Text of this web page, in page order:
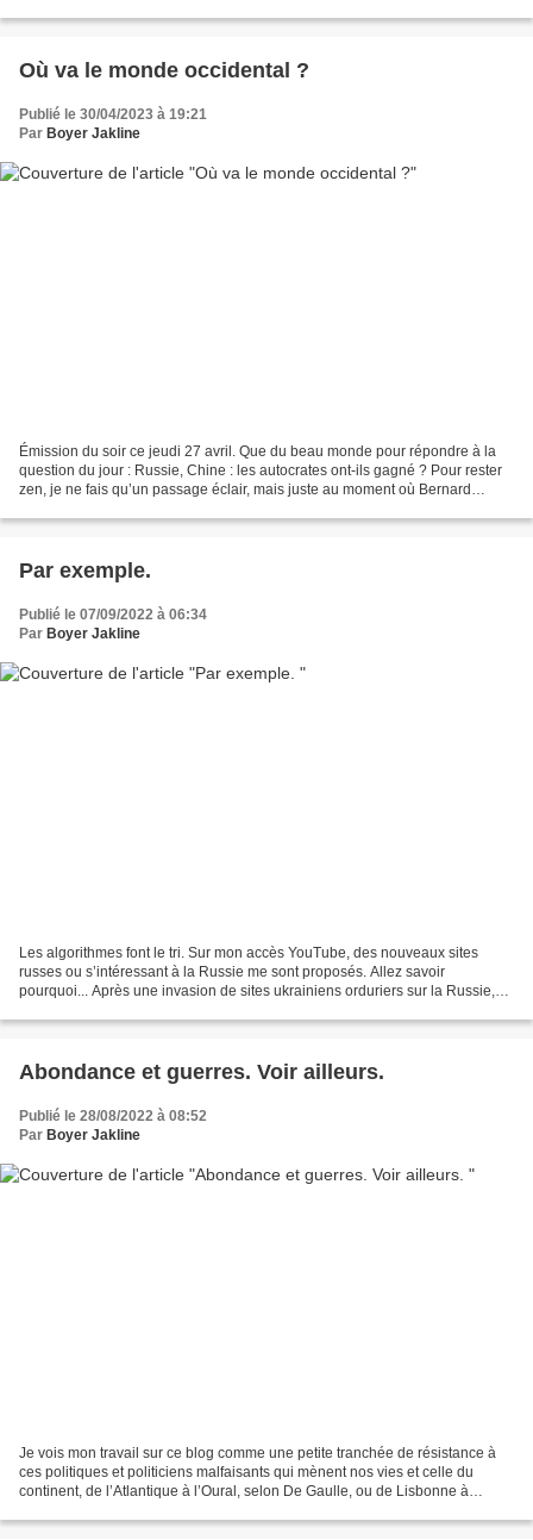
Où va le monde occidental ?
Publié le 30/04/2023 à 19:21
Par Boyer Jakline
Émission du soir ce jeudi 27 avril. Que du beau monde pour répondre à la
question du jour : Russie, Chine : les autocrates ont-ils gagné ? Pour rester
zen, je ne fais qu’un passage éclair, mais juste au moment où Bernard
Par exemple.
Publié le 07/09/2022 à 06:34
Par Boyer Jakline
Les algorithmes font le tri. Sur mon accès YouTube, des nouveaux sites
russes ou s’intéressant à la Russie me sont proposés. Allez savoir
pourquoi... Après une invasion de sites ukrainiens orduriers sur la Russie,
Abondance et guerres. Voir ailleurs.
Publié le 28/08/2022 à 08:52
Par Boyer Jakline
Je vois mon travail sur ce blog comme une petite tranchée de résistance à
ces politiques et politiciens malfaisants qui mènent nos vies et celle du
continent, de l’Atlantique à l’Oural, selon De Gaulle, ou de Lisbonne à